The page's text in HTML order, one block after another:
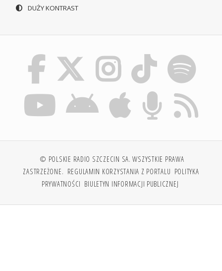
DUŻY KONTRAST
© POLSKIE RADIO SZCZECIN SA. WSZYSTKIE PRAWA
ZASTRZEŻONE. REGULAMIN KORZYSTANIA Z PORTALU POLITYKA
PRYWATNOŚCI BIULETYN INFORMACJI PUBLICZNEJ